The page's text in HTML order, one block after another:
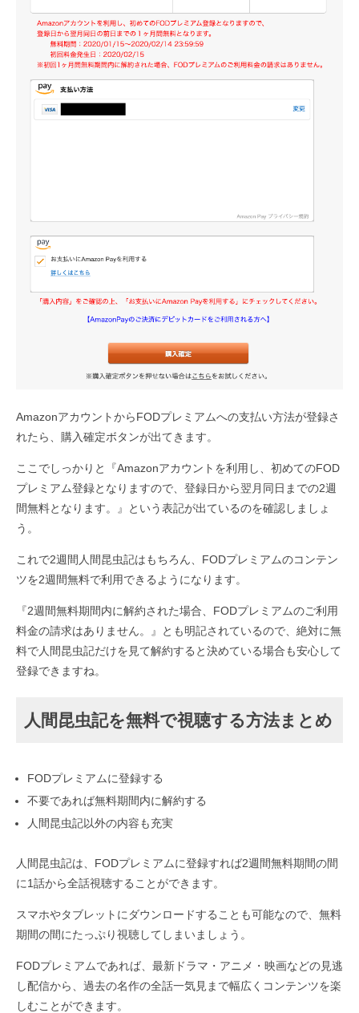
AmazonアカウントからFODプレミアムへの支払い方法が登録さ
れたら、購入確定ボタンが出てきます。
ここでしっかりと『Amazonアカウントを利用し、初めてのFOD
プレミアム登録となりますので、登録日から翌月同日までの2週
間無料となります。』という表記が出ているのを確認しましょ
う。
これで2週間人間昆虫記はもちろん、FODプレミアムのコンテン
ツを2週間無料で利用できるようになります。
『2週間無料期間内に解約された場合、FODプレミアムのご利用
料金の請求はありません。』とも明記されているので、絶対に無
料で人間昆虫記だけを見て解約すると決めている場合も安心して
登録できますね。
人間昆虫記を無料で視聴する方法まとめ
FODプレミアムに登録する
不要であれば無料期間内に解約する
人間昆虫記以外の内容も充実
人間昆虫記は、FODプレミアムに登録すれば2週間無料期間の間
に1話から全話視聴することができます。
スマホやタブレットにダウンロードすることも可能なので、無料
期間の間にたっぷり視聴してしまいましょう。
FODプレミアムであれば、最新ドラマ・アニメ・映画などの見逃
し配信から、過去の名作の全話一気見まで幅広くコンテンツを楽
しむことができます。